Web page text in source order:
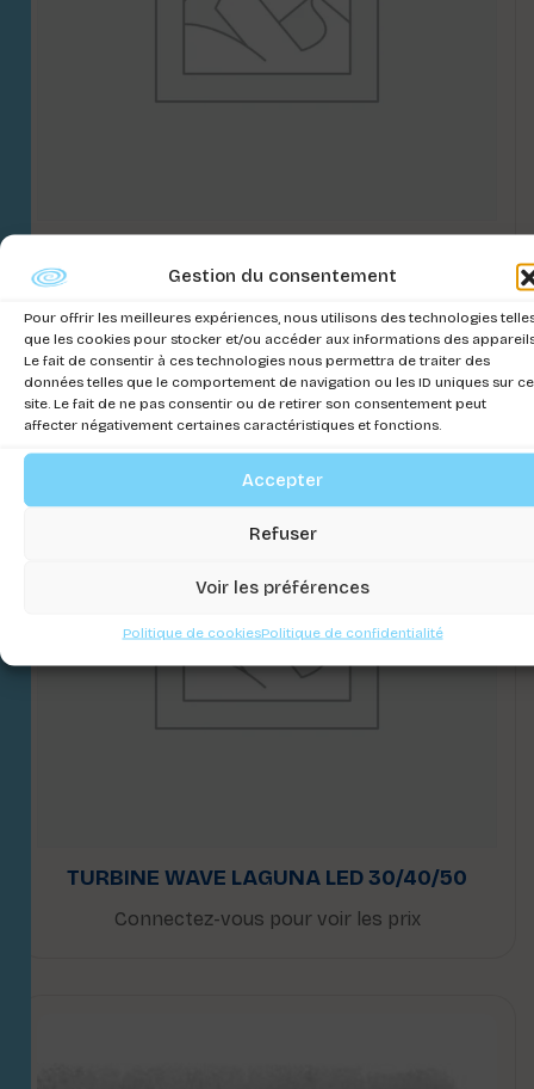
Gestion du consentement
Pour offrir les meilleures expériences, nous utilisons des technologies
que les cookies pour stocker et/ou accéder aux informations des
Le fait de consentir à ces technologies nous permettra de traiter des
données telles que le comportement de navigation ou les ID uniques sur ce
site. Le fait de ne pas consentir ou de retirer son consentement peut
affecter négativement certaines caractéristiques et fonctions.
Accepter
Refuser
Voir les préférences
Politique de cookiesPolitique de confidentialité
TURBINE WAVE LAGUNA LED 30/40/50
Connectez-vous pour voir les prix